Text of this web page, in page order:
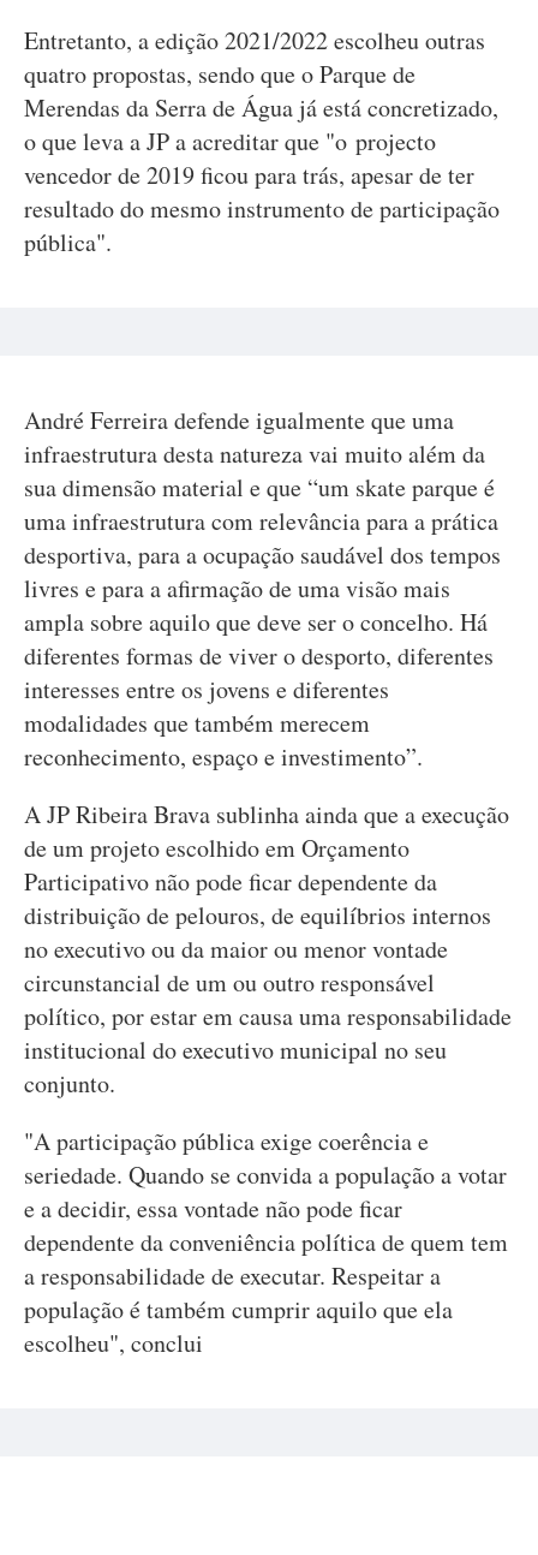
Entretanto, a edição 2021/2022 escolheu outras
quatro propostas, sendo que o Parque de
Merendas da Serra de Água já está concretizado,
o que leva a JP a acreditar que "o projecto
vencedor de 2019 ficou para trás, apesar de ter
resultado do mesmo instrumento de participação
pública".
André Ferreira defende igualmente que uma
infraestrutura desta natureza vai muito além da
sua dimensão material e que “um skate parque é
uma infraestrutura com relevância para a prática
desportiva, para a ocupação saudável dos tempos
livres e para a afirmação de uma visão mais
ampla sobre aquilo que deve ser o concelho. Há
diferentes formas de viver o desporto, diferentes
interesses entre os jovens e diferentes
modalidades que também merecem
reconhecimento, espaço e investimento”.
A JP Ribeira Brava sublinha ainda que a execução
de um projeto escolhido em Orçamento
Participativo não pode ficar dependente da
distribuição de pelouros, de equilíbrios internos
no executivo ou da maior ou menor vontade
circunstancial de um ou outro responsável
político, por estar em causa uma responsabilidade
institucional do executivo municipal no seu
conjunto.
"A participação pública exige coerência e
seriedade. Quando se convida a população a votar
e a decidir, essa vontade não pode ficar
dependente da conveniência política de quem tem
a responsabilidade de executar. Respeitar a
população é também cumprir aquilo que ela
escolheu", conclui